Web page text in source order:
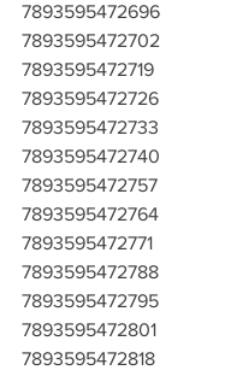
7893595472696
7893595472702
7893595472719
7893595472726
7893595472733
7893595472740
7893595472757
7893595472764
7893595472771
7893595472788
7893595472795
7893595472801
7893595472818